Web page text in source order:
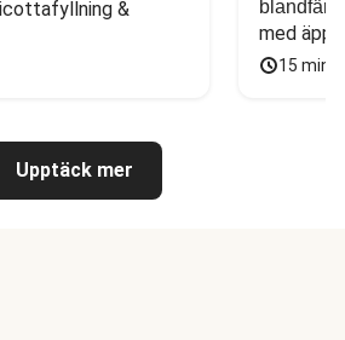
&
blandfärs
med
15
Upptäck mer